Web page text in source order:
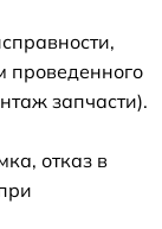
проведенного
запчасти).
отказ в